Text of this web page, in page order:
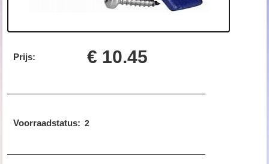
Prijs: € 10.45
Voorraadstatus: 2